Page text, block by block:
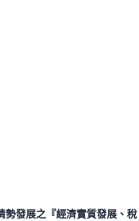
勢發展之『經濟實質發展、稅